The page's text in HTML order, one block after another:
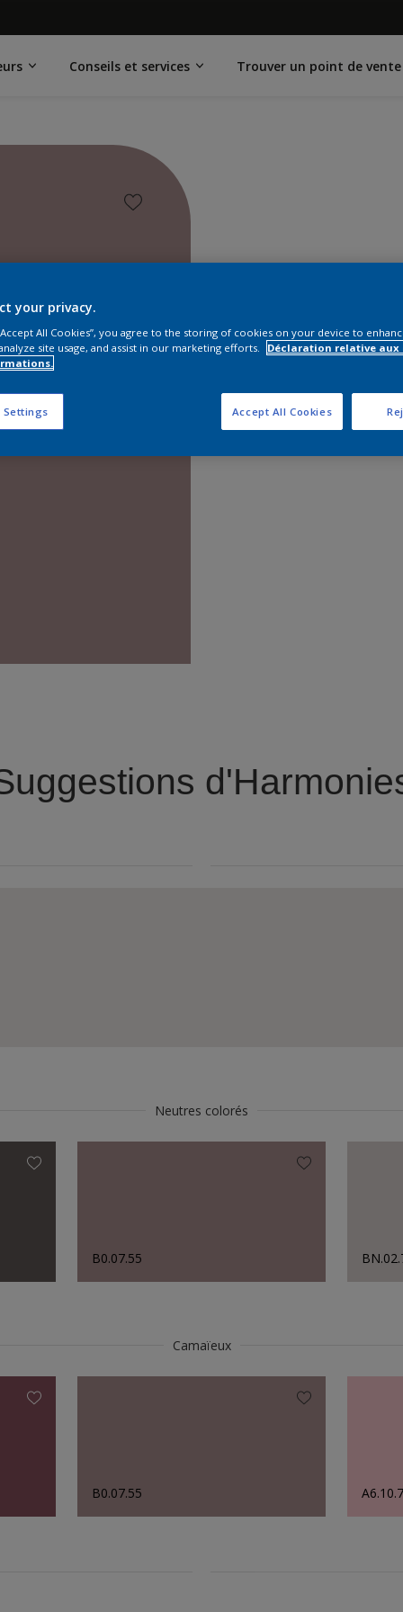
Conseils et services Trouver un point de vente
Trouver
Neutres colorés
B0.07.55
Camaïeux
B0.07.55
your privacy.
All Cookies”, you agree to the storing of cookies on your device to
site usage, and assist in our marketing efforts.
Déclaration relative aux
Settings Accept All Cookies